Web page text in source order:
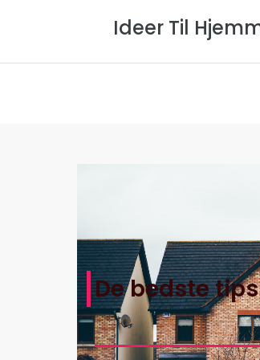
Ideer Til
De bedste
Hjem>Ideer Til
>